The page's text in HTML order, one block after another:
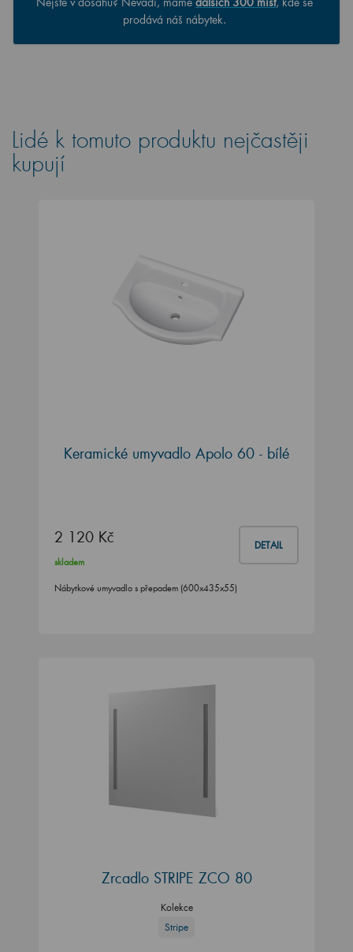
prodává náš nábytek.
Lidé k tomuto produktu nejčastěji
kupují
Keramické umyvadlo Apolo 60 - bílé
2 120 Kč DETAIL
skladem
Nábytkové umyvadlo s přepadem (600x435x55)
Zrcadlo STRIPE ZCO 80
Kolekce
Stripe